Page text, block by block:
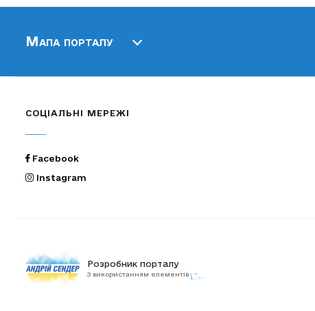
Мапа порталу
СОЦІАЛЬНІ МЕРЕЖІ
Facebook
Instagram
Розробник порталу
З використанням елементів